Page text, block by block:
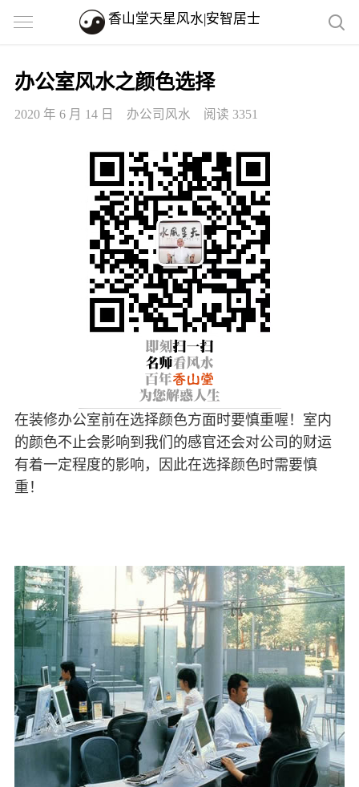
香山堂天星风水|安智居士
办公室风水之颜色选择
2020 年 6 月 14 日 办公司风水 阅读 3351
在装修办公室前在选择颜色方面时要慎重喔！室内
的颜色不止会影响到我们的感官还会对公司的财运
有着一定程度的影响，因此在选择颜色时需要慎
重！